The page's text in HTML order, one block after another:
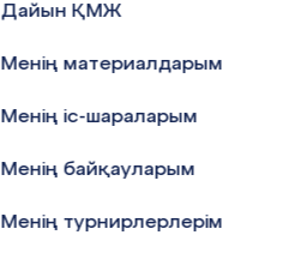
Дайын ҚМЖ
Менің материалдарым
Менің іс-шараларым
Менің байқауларым
Менің турнирлерлерім